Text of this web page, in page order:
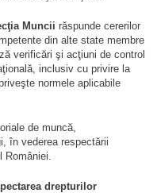
Muncii răspunde cererilor
din alte state membre
verificări şi acţiuni de control
inclusiv cu privire la
normele aplicabile
de muncă,
în vederea respectării
drepturilor